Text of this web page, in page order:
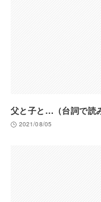
父と子と…（台詞で読
2021/08/05